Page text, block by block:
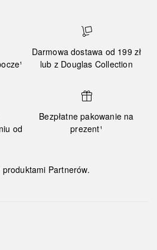
Darmowa dostawa od 199 zł
lub z Douglas Collection
od
Bezpłatne pakowanie na
prezent¹
Partnerów.